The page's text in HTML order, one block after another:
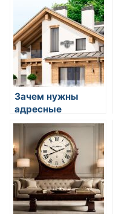
преимущества и
советы
Зачем нужны
адресные
таблички на дом и
как их правильно
выбрать